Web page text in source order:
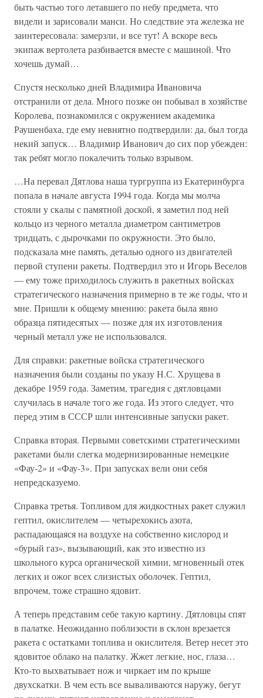
быть частью того летавшего по небу предмета, что
видели и зарисовали манси. Но следствие эта железка не
заинтересовала: замерзли, и все тут! А вскоре весь
экипаж вертолета разбивается вместе с машиной. Что
хочешь думай…
Спустя несколько дней Владимира Ивановича
отстранили от дела. Много позже он побывал в хозяйстве
Королева, познакомился с окружением академика
Раушенбаха, где ему невнятно подтвердили: да, был тогда
некий запуск… Владимир Иванович до сих пор убежден:
так ребят могло покалечить только взрывом.
…На перевал Дятлова наша тургруппа из Екатеринбурга
попала в начале августа 1994 года. Когда мы молча
стояли у скалы с памятной доской, я заметил под ней
кольцо из черного металла диаметром сантиметров
тридцать, с дырочками по окружности. Это было,
подсказала мне память, деталью одного из двигателей
первой ступени ракеты. Подтвердил это и Игорь Веселов
— ему тоже приходилось служить в ракетных войсках
стратегического назначения примерно в те же годы, что и
мне. Пришли к общему мнению: ракета была явно
образца пятидесятых — позже для их изготовления
черный металл уже не использовался.
Для справки: ракетные войска стратегического
назначения были созданы по указу Н.С. Хрущева в
декабре 1959 года. Заметим, трагедия с дятловцами
случилась в начале того же года. Из этого следует, что
перед этим в СССР шли интенсивные запуски ракет.
Справка вторая. Первыми советскими стратегическими
ракетами были слегка модернизированные немецкие
«Фау-2» и «Фау-3». При запусках вели они себя
непредсказуемо.
Справка третья. Топливом для жидкостных ракет служил
гептил, окислителем — четырехокись азота,
распадающаяся на воздухе на собственно кислород и
«бурый газ», вызывающий, как это известно из
школьного курса органической химии, мгновенный отек
легких и ожог всех слизистых оболочек. Гептил,
впрочем, тоже страшно ядовит.
А теперь представим себе такую картину. Дятловцы спят
в палатке. Неожиданно поблизости в склон врезается
ракета с остатками топлива и окислителя. Ветер несет это
ядовитое облако на палатку. Жжет легкие, нос, глаза…
Кто-то выхватывает нож и чиркает им по крыше
двухскатки. В чем есть все вываливаются наружу, бегут